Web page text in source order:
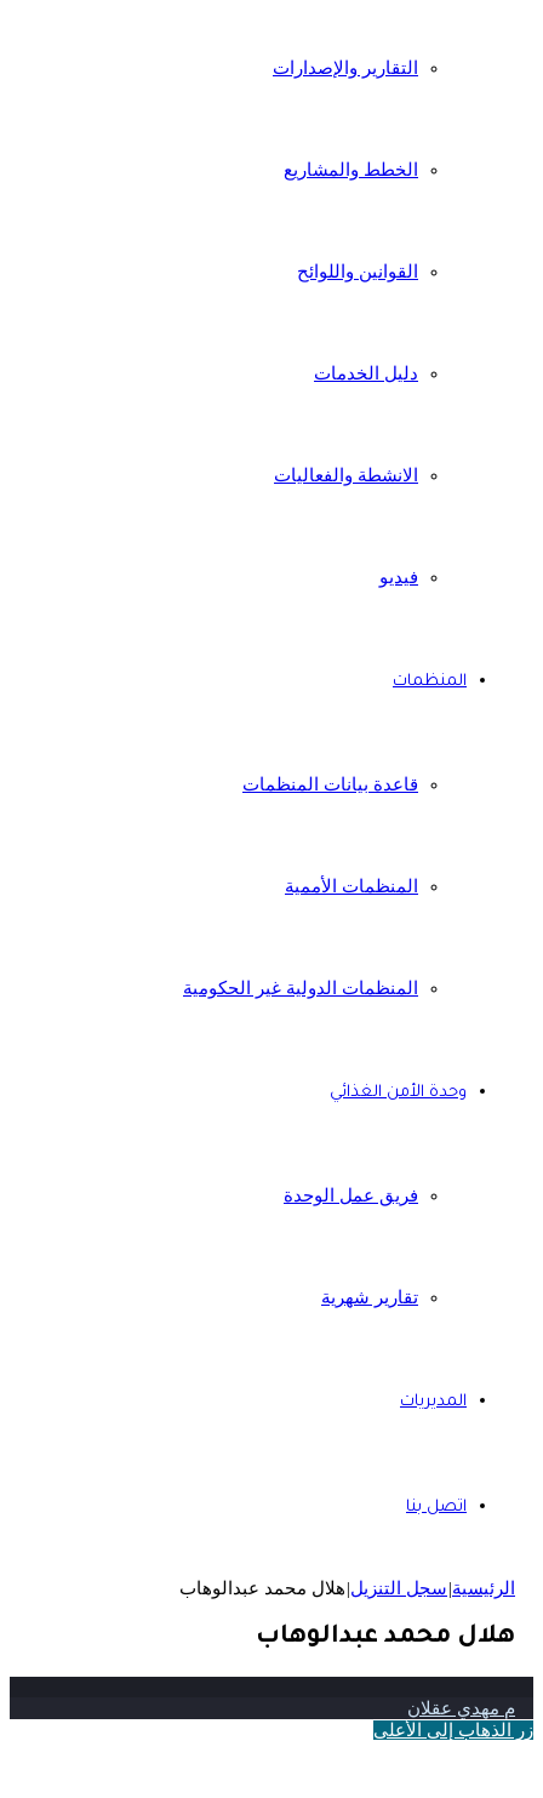
التقارير والإصدارات
الخطط والمشاريع
القوانين واللوائح
دليل الخدمات
الانشطة والفعاليات
فيديو
المنظمات
قاعدة بيانات المنظمات
المنظمات الأممية
المنظمات الدولية غير الحكومية
وحدة الأمن الغذائي
فريق عمل الوحدة
تقارير شهرية
المديريات
اتصل بنا
الرئيسية|سجل التنزيل|هلال محمد عبدالوهاب
هلال محمد عبدالوهاب
م مهدي عقلان
زر الذهاب إلى الأعلى